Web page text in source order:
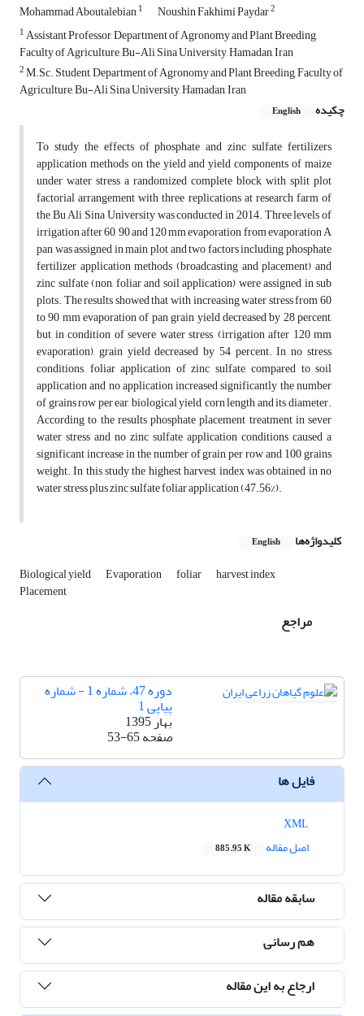
Mohammad Aboutalebian1 Noushin Fakhimi Paydar2
1Assistant Professor, Department of Agronomy and Plant Breeding,
Faculty of Agriculture, Bu-Ali Sina University, Hamadan, Iran
2M.Sc. Student, Department of Agronomy and Plant Breeding, Faculty of
Agriculture, Bu-Ali Sina University, Hamadan, Iran
چکیده
English
To study the effects of phosphate and zinc sulfate fertilizers
application methods on the yield and yield components of maize
under water stress a randomized complete block with split plot
factorial arrangement with three replications at research farm of
the Bu Ali Sina University was conducted in 2014. Three levels of
irrigation after 60, 90 and 120 mm evaporation from evaporation A
pan was assigned in main plot and two factors including phosphate
fertilizer application methods (broadcasting and placement) and
zinc sulfate (non, foliar and soil application) were assigned in sub
plots. The results showed that with increasing water stress from 60
to 90 mm evaporation of pan grain yield decreased by 28 percent,
but in condition of severe water stress, (irrigation after 120 mm
evaporation), grain yield decreased by 54 percent. In no stress
conditions, foliar application of zinc sulfate, compared to soil
application and no application increased significantly the number
of grains row per ear, biological yield, corn length and its diameter.
According to the results phosphate placement treatment in sever
water stress and no zinc sulfate application conditions caused a
significant increase in the number of grain per row and 100 grains
weight. In this study the highest harvest index was obtained in no
water stress plus zinc sulfate foliar application (47.56%).
کلیدواژه‌ها English
Biological yield Evaporation foliar harvest index
Placement
مراجع
دوره 47، شماره 1 - شماره
پیاپی 1
بهار 1395
صفحه53-65
فایل ها
اصل مقاله
885.95 K
سابقه مقاله
هم رسانی
ارجاع به این مقاله